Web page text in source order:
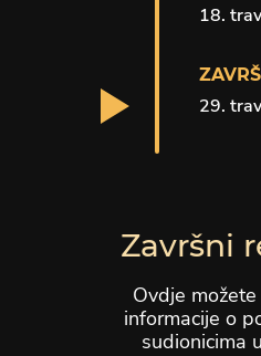
18.
29.
Završni
Ovdje
informacije o
sudionicima